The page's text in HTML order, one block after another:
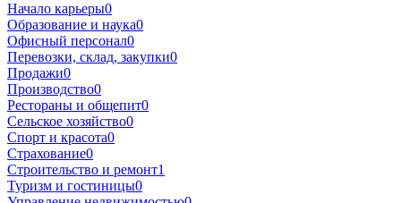
Начало карьеры0
Образование и наука0
Офисный персонал0
Перевозки, склад, закупки0
Продажи0
Производство0
Рестораны и общепит0
Сельское хозяйство0
Спорт и красота0
Страхование0
Строительство и ремонт1
Туризм и гостиницы0